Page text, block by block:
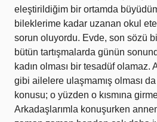
eleştirildiğim bir ortamda
bileklerime kadar uzanan okul
sorun oluyordu. Evde, son sözü
bütün tartışmalarda günün
kadın olması bir tesadüf olamaz.
gibi ailelere ulaşmamış olması da
konusu; o yüzden o kısmına
Arkadaşlarımla konuşurken